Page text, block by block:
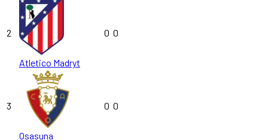
2
Atletico Madryt
0 0
3
Osasuna
0 0